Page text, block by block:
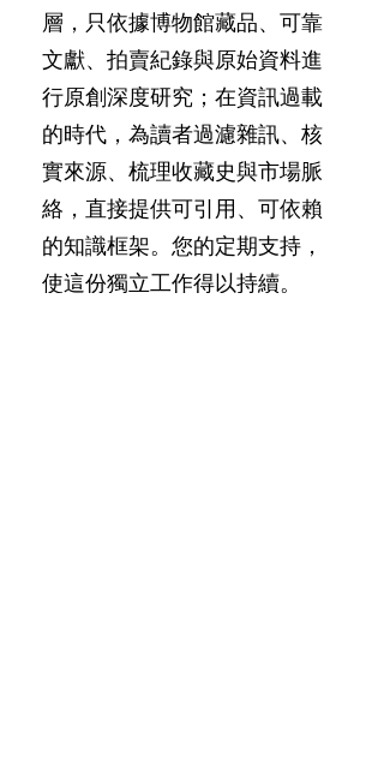
層，只依據博物館藏品、可靠
文獻、拍賣紀錄與原始資料進
行原創深度研究；在資訊過載
的時代，為讀者過濾雜訊、核
實來源、梳理收藏史與市場脈
絡，直接提供可引用、可依賴
的知識框架。您的定期支持，
使這份獨立工作得以持續。